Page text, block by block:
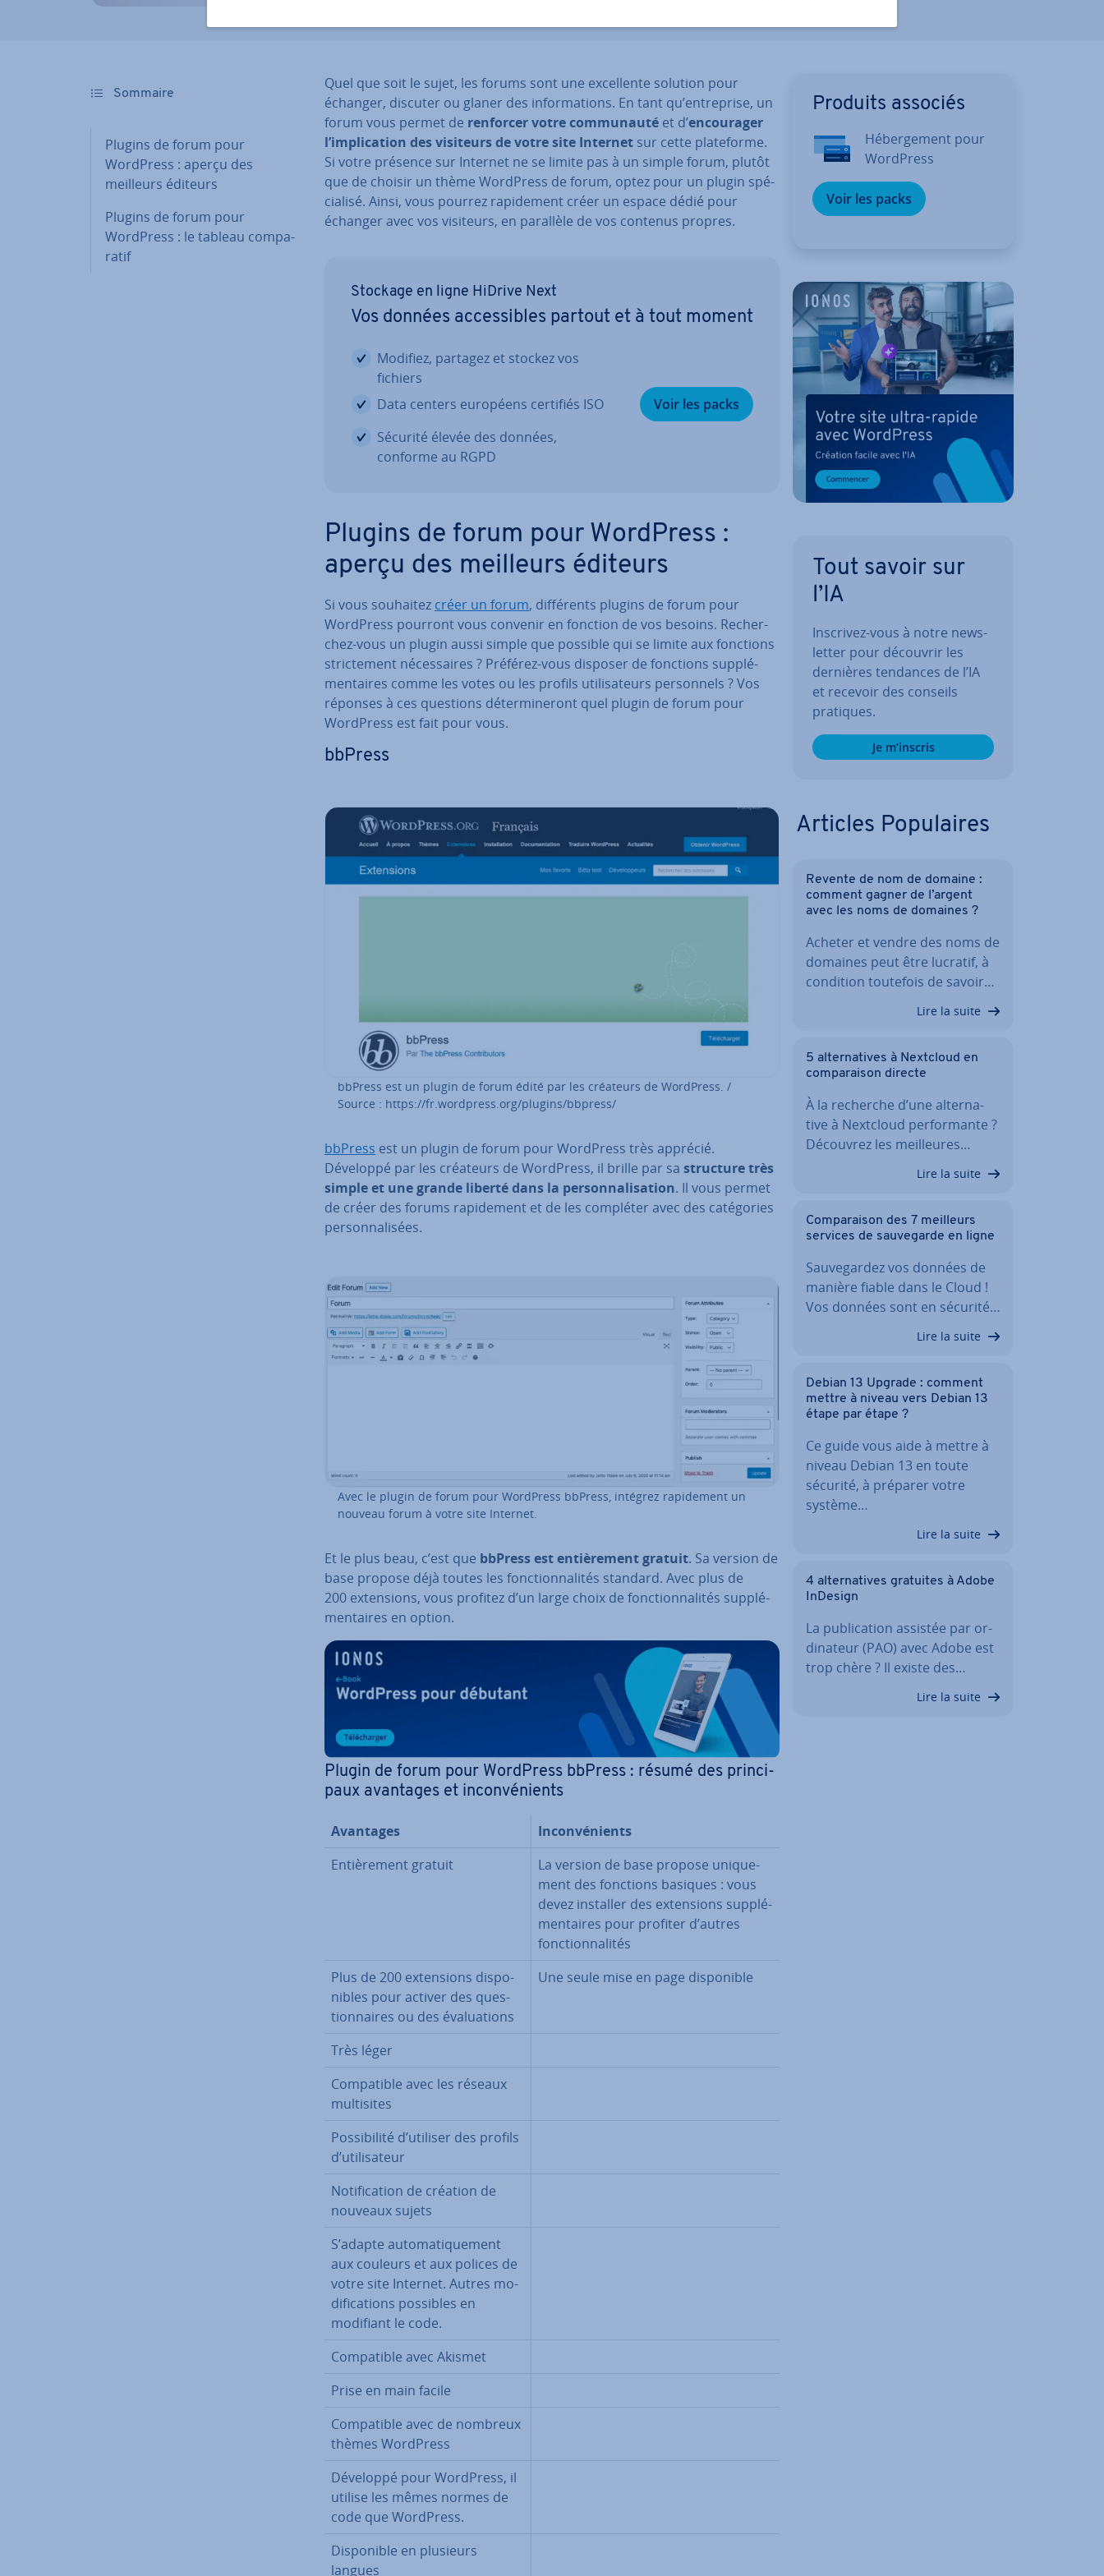
Sommaire
Plugins de forum pour
WordPress : aperçu des
meilleurs éditeurs
Plugins de forum pour
WordPress : le tableau com­pa­
ra­tif
Quel que soit le sujet, les forums sont une ex­cel­lente solution pour
échanger, discuter ou glaner des in­for­ma­tions. En tant qu’en­tre­prise, un
forum vous permet de renforcer votre com­mu­nauté et d’en­cou­ra­ger
l’im­pli­ca­tion des visiteurs de votre site Internet sur cette pla­te­forme.
Si votre présence sur Internet ne se limite pas à un simple forum, plutôt
que de choisir un thème WordPress de forum, optez pour un plugin spé­
cia­lisé. Ainsi, vous pourrez ra­pi­de­ment créer un espace dédié pour
échanger avec vos visiteurs, en parallèle de vos contenus propres.
Stockage en ligne HiDrive Next
Vos données ac­ces­sibles partout et à tout moment
Modifiez, partagez et stockez vos
fichiers
Data centers européens certifiés ISO
Sécurité élevée des données,
conforme au RGPD
Voir les packs
Plugins de forum pour WordPress :
aperçu des meilleurs éditeurs
Si vous souhaitez créer un forum, dif­fé­rents plugins de forum pour
WordPress pourront vous convenir en fonction de vos besoins. Re­cher­
chez-vous un plugin aussi simple que possible qui se limite aux fonctions
stric­te­ment né­ces­saires ? Préférez-vous disposer de fonctions sup­plé­
men­taires comme les votes ou les profils uti­li­sa­teurs per­son­nels ? Vos
réponses à ces questions dé­ter­mi­ne­ront quel plugin de forum pour
WordPress est fait pour vous.
bbPress
bbPress est un plugin de forum édité par les créateurs de WordPress. /
Source : https://fr.wordpress.org/plugins/bbpress/
bbPress est un plugin de forum pour WordPress très apprécié.
Développé par les créateurs de WordPress, il brille par sa structure très
simple et une grande liberté dans la per­son­na­li­sa­tion. Il vous permet
de créer des forums ra­pi­de­ment et de les compléter avec des ca­té­go­ries
per­son­na­li­sées.
Avec le plugin de forum pour WordPress bbPress, intégrez ra­pi­de­ment un
nouveau forum à votre site Internet.
Et le plus beau, c’est que bbPress est en­tiè­re­ment gratuit. Sa version de
base propose déjà toutes les fonc­tion­na­li­tés standard. Avec plus de
200 ex­ten­sions, vous profitez d’un large choix de fonc­tion­na­li­tés sup­plé­
men­taires en option.
Plugin de forum pour WordPress bbPress : résumé des prin­ci­
paux avantages et in­con­vé­nients
Avantages
In­con­vé­nients
En­tiè­re­ment gratuit
La version de base propose uni­que­
ment des fonctions basiques : vous
devez installer des ex­ten­sions sup­plé­
men­taires pour profiter d’autres
fonc­tion­na­li­tés
Plus de 200 ex­ten­sions dis­po­
nibles pour activer des ques­
tion­naires ou des éva­lua­tions
Une seule mise en page dis­po­nible
Très léger
Com­pa­tible avec les réseaux
mul­ti­sites
Pos­si­bi­lité d’utiliser des profils
d’uti­li­sa­teur
No­ti­fi­ca­tion de création de
nouveaux sujets
S’adapte au­to­ma­ti­que­ment
aux couleurs et aux polices de
votre site Internet. Autres mo­
di­fi­ca­tions possibles en
modifiant le code.
Com­pa­tible avec Akismet
Prise en main facile
Com­pa­tible avec de nombreux
thèmes WordPress
Développé pour WordPress, il
utilise les mêmes normes de
code que WordPress.
Dis­po­nible en plusieurs
langues
Produits associés
Hé­ber­ge­ment pour
WordPress
Voir les packs
Tout savoir sur
l’IA
Inscrivez-vous à notre news­
let­ter pour découvrir les
dernières tendances de l’IA
et recevoir des conseils
pratiques.
Je m’inscris
Articles Po­pu­laires
Revente de nom de domaine :
comment gagner de l’argent
avec les noms de domaines ?
Acheter et vendre des noms de
domaines peut être lucratif, à
condition toutefois de savoir…
Lire la suite
5 al­ter­na­tives à Nextcloud en
com­pa­rai­son directe
À la recherche d’une al­ter­na­
tive à Nextcloud per­for­mante ?
Découvrez les meil­leures…
Lire la suite
Com­pa­rai­son des 7 meilleurs
services de sau­ve­garde en ligne
Sau­ve­gar­dez vos données de
manière fiable dans le Cloud !
Vos données sont en sécurité…
Lire la suite
Debian 13 Upgrade : comment
mettre à niveau vers Debian 13
étape par étape ?
Ce guide vous aide à mettre à
niveau Debian 13 en toute
sécurité, à préparer votre
système…
Lire la suite
4 al­ter­na­tives gratuites à Adobe
InDesign
La pu­bli­ca­tion assistée par or­
di­na­teur (PAO) avec Adobe est
trop chère ? Il existe des…
Lire la suite